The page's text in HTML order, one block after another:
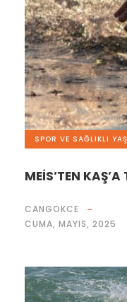
SPOR VE SAĞLIKLI
MEİS’TEN
CANGOKCE
CUMA, MAYIS, 2025